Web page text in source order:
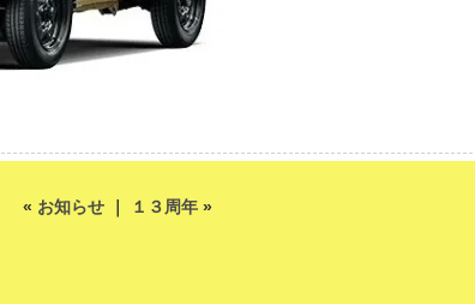
« お知らせ｜ １３周年»